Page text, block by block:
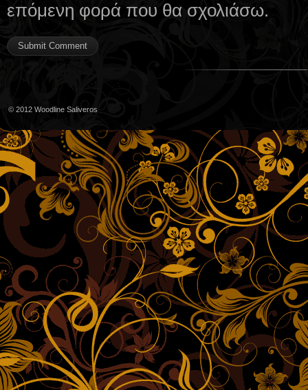
επόμενη φορά που θα σχολιάσω.
© 2012 Woodline Saliveros